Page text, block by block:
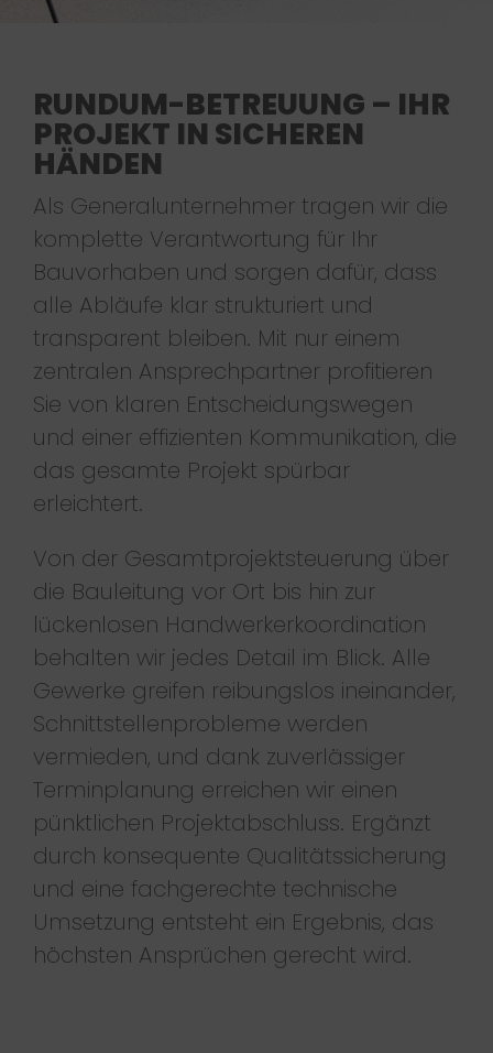
RUNDUM-BETREUUNG – IHR
PROJEKT IN SICHEREN
HÄNDEN
Als Generalunternehmer tragen wir die
komplette Verantwortung für Ihr
Bauvorhaben und sorgen dafür, dass
alle Abläufe klar strukturiert und
transparent bleiben. Mit nur einem
zentralen Ansprechpartner profitieren
Sie von klaren Entscheidungswegen
und einer effizienten Kommunikation, die
das gesamte Projekt spürbar
erleichtert.
Von der Gesamtprojektsteuerung über
die Bauleitung vor Ort bis hin zur
lückenlosen Handwerkerkoordination
behalten wir jedes Detail im Blick. Alle
Gewerke greifen reibungslos ineinander,
Schnittstellenprobleme werden
vermieden, und dank zuverlässiger
Terminplanung erreichen wir einen
pünktlichen Projektabschluss. Ergänzt
durch konsequente Qualitätssicherung
und eine fachgerechte technische
Umsetzung entsteht ein Ergebnis, das
höchsten Ansprüchen gerecht wird.